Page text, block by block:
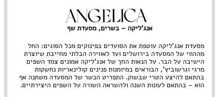
אנג'ליקה – בשרים, מסעדת שף
מסעדת אנג'ליקה עוטפת את הסועדים בפינוקים מכל הסוגים: החל
מההווי של המסעדה בירושלים ועד לאווירה הבלתי מחייבת שיוצרת
הישיבה על הבר. על הנאות החך של אנג'ליקה אמונים צמד השפים
מרגי וגרשוביץ', הבוראים במיומנות פנינים קולינאריות נחשקות
בהתאם להיצע הטרי שבשוק. התפריט הכשר של המסעדה משתנה אף
הוא – בהתאם לעונות השנה ולהשראה השורה על השפים היצירתיים.